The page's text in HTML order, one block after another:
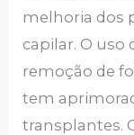
melhoria dos
capilar. O uso
remoção de
tem
transplantes.